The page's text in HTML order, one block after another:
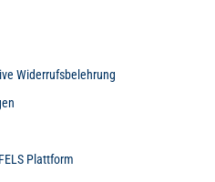
Widerrufsbelehrung
Plattform